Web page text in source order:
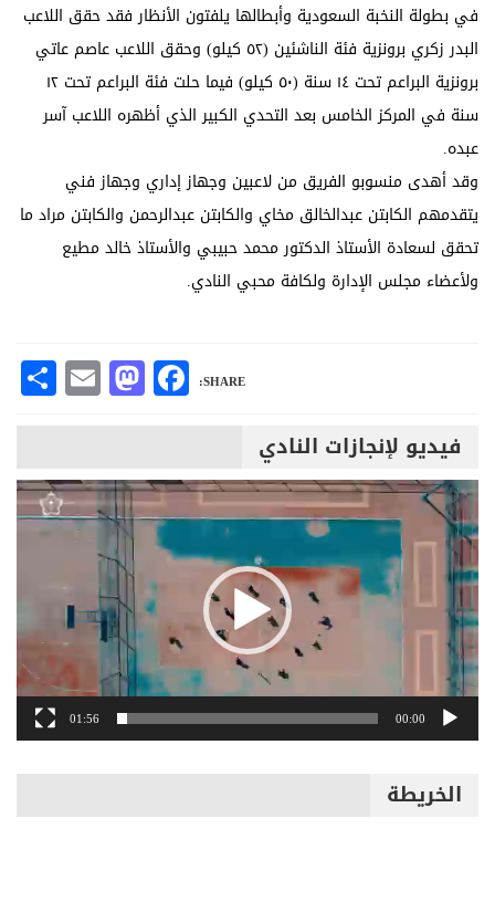
في بطولة النخبة السعودية وأبطالها يلفتون الأنظار فقد حقق اللاعب
البدر زكري برونزية فئة الناشئين (٥٢ كيلو) وحقق اللاعب عاصم عاتي
برونزية البراعم تحت ١٤ سنة (٥٠ كيلو) فيما حلت فئة البراعم تحت ١٢
سنة في المركز الخامس بعد التحدي الكبير الذي أظهره اللاعب آسر
عبده.
وقد أهدى منسوبو الفريق من لاعبين وجهاز إداري وجهاز فني
يتقدمهم الكابتن عبدالخالق مخاي والكابتن عبدالرحمن والكابتن مراد ما
تحقق لسعادة الأستاذ الدكتور محمد حبيبي والأستاذ خالد مطيع
ولأعضاء مجلس الإدارة ولكافة محبي النادي.
SHARE:
Facebook
فيديو لإنجازات النادي
مشغل
الفيديو
00:00
01:56
الخريطة